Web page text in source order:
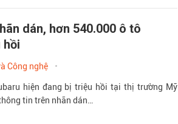
dán, hơn 540.000 ô tô
hồi
Công nghệ
hiện đang bị triệu hồi tại thị trường Mỹ
tin trên nhãn dán…